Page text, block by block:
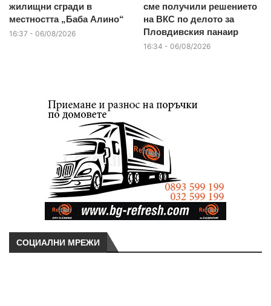
жилищни сгради в
местността „Баба Алино“
16:37 - 06/08/2026
сме получили решението
на ВКС по делото за
Пловдивския панаир
16:34 - 06/08/2026
СОЦИАЛНИ МРЕЖИ